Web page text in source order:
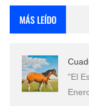
MÁS LEÍDO
"El